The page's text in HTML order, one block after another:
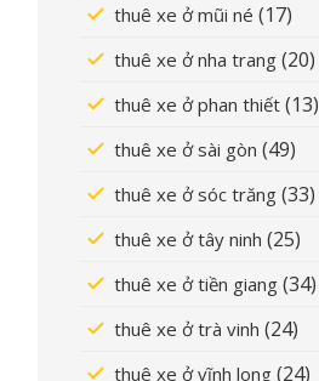
thuê xe ở mũi né (17)
thuê xe ở nha trang (20)
thuê xe ở phan thiết (13)
thuê xe ở sài gòn (49)
thuê xe ở sóc trăng (33)
thuê xe ở tây ninh (25)
thuê xe ở tiền giang (34)
thuê xe ở trà vinh (24)
thuê xe ở vĩnh long (24)